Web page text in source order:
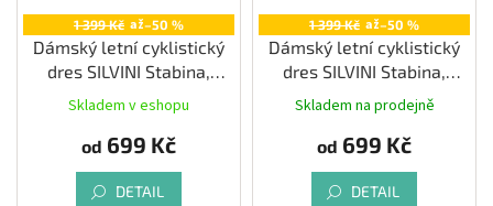
1 399 Kč až–50 %
Dámský letní cyklistický
dres SILVINI Stabina,
garden-green
Skladem v eshopu
od 699 Kč
DETAIL
1 399 Kč až–50 %
Dámský letní cyklistický
dres SILVINI Stabina,
navy-blue
Skladem na prodejně
od 699 Kč
DETAIL